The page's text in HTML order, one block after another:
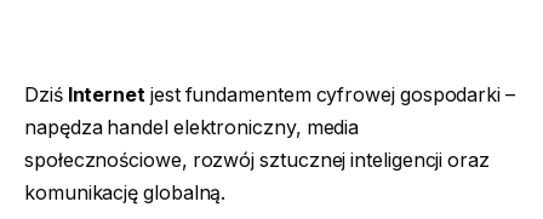
Dziś Internetjest fundamentem cyfrowej gospodarki –
napędza handel elektroniczny, media
społecznościowe, rozwój sztucznej inteligencji oraz
komunikację globalną.